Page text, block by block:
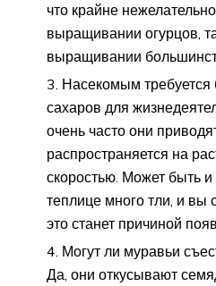
что крайне
выращивании огурцов,
выращивании
Насекомым требуется
сахаров для
очень часто они
распространяется на
скоростью. Может быть
теплице много тли, и вы
это станет причиной
Могут ли муравьи
Да, они откусывают